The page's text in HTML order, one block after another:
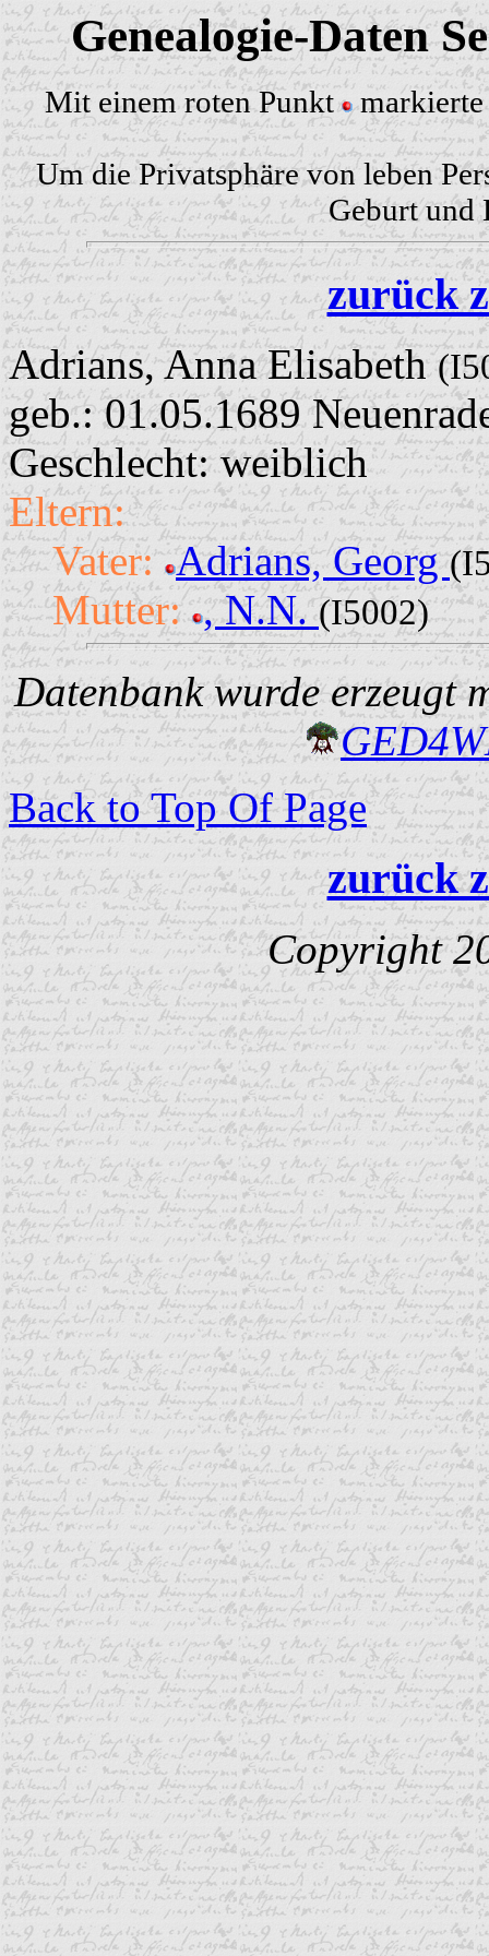
Genealogie-Daten
Mit einem roten Punkt markierte
Um die Privatsphäre von leben
Geburt und
zurück
Adrians, Anna Elisabeth
geb.: 01.05.1689
Geschlecht: weiblich
Eltern:
Vater: Adrians, Georg
Mutter: , N.N.(I5002)
Datenbank wurde erzeugt
Back to Top Of Page
zurück
Copyright